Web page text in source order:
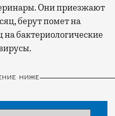
Они приезжают
берут помет на
бактериологические
НИЖЕ